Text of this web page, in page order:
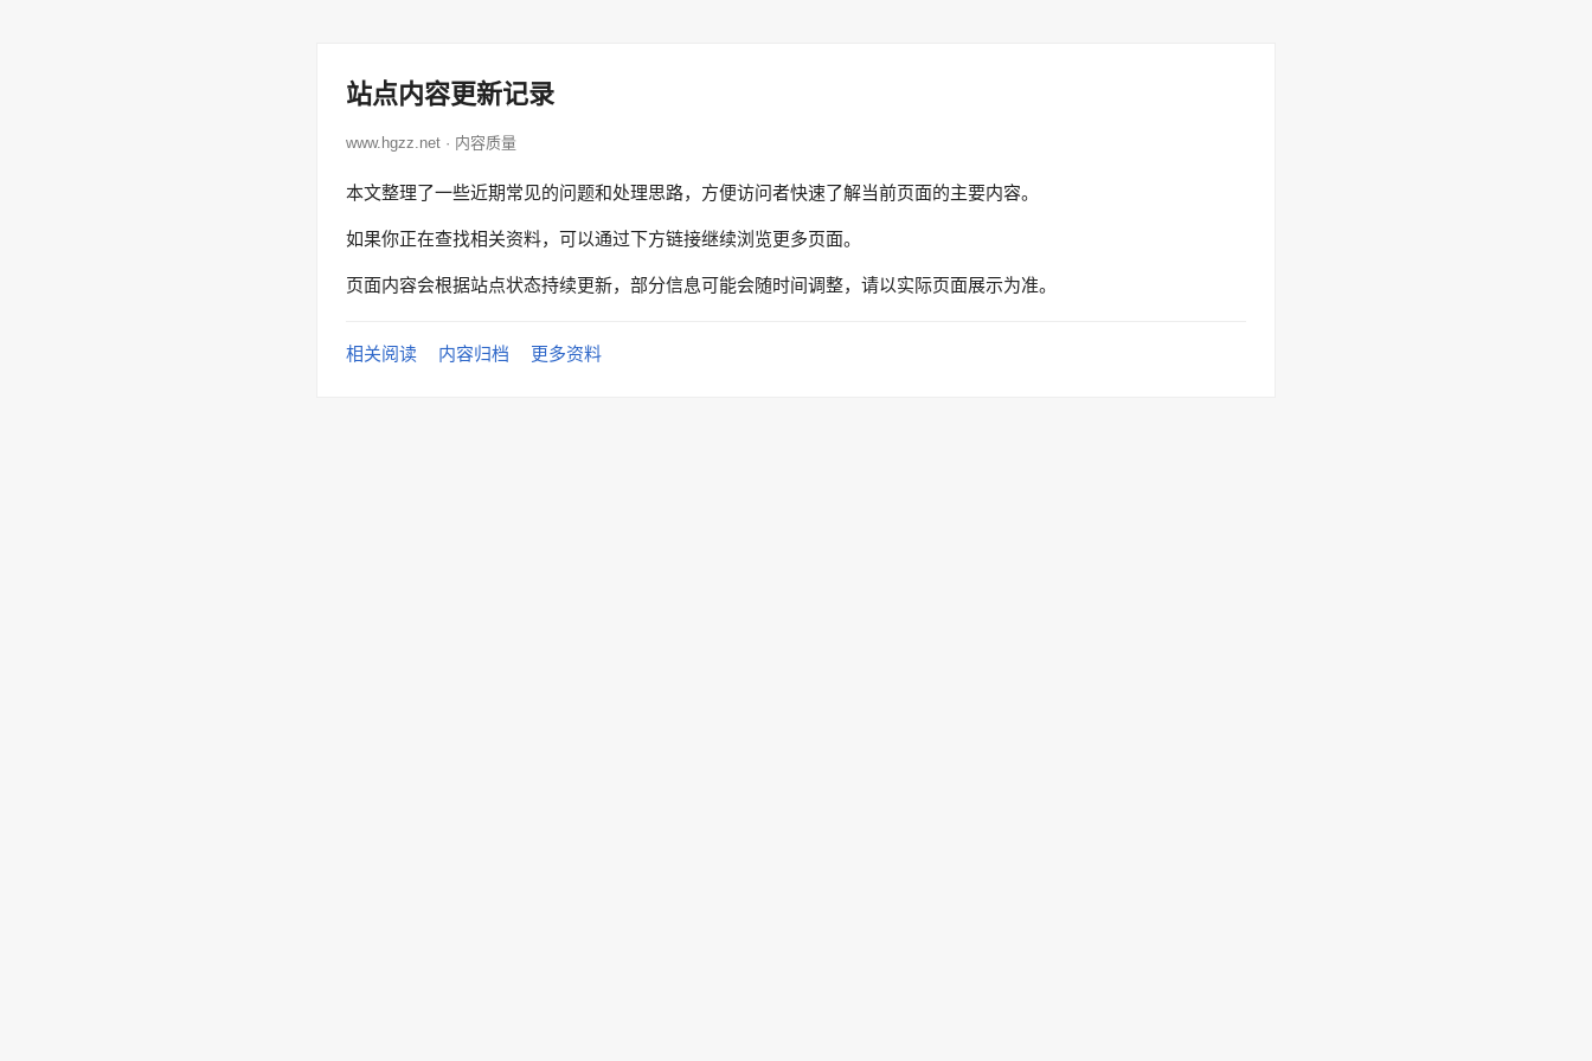
站点内容更新记录
www.hgzz.net · 内容质量
本文整理了一些近期常见的问题和处理思路，方便访问者快速了解当前页面的主要内容。
如果你正在查找相关资料，可以通过下方链接继续浏览更多页面。
页面内容会根据站点状态持续更新，部分信息可能会随时间调整，请以实际页面展示为准。
相关阅读 内容归档 更多资料